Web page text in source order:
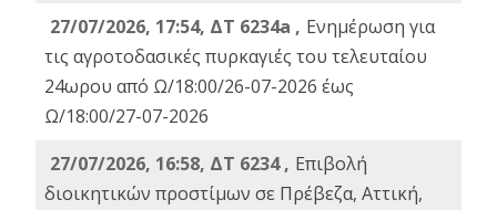
27/07/2026, 17:54, ΔΤ 6234a , Ενημέρωση για
τις αγροτοδασικές πυρκαγιές του τελευταίου
24ωρου από Ω/18:00/26-07-2026 έως
Ω/18:00/27-07-2026
27/07/2026, 16:58, ΔΤ 6234 , Eπιβολή
διοικητικών προστίμων σε Πρέβεζα, Αττική,